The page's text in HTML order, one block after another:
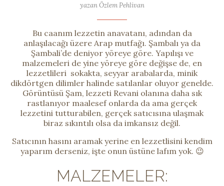
yazan Özlem Pehlivan
Bu caanım lezzetin anavatanı, adından da
anlaşılacağı üzere Arap mutfağı. Şambalı ya da
Şambali’de deniyor yöreye göre. Yapılışı ve
malzemeleri de yine yöreye göre değişse de, en
lezzetlileri sokakta, seyyar arabalarda, minik
dikdörtgen dilimler halinde satılanlar oluyor genelde.
Görüntüsü Şam, lezzeti Revani olanına daha sık
rastlanıyor maalesef onlarda da ama gerçek
lezzetini tutturabilen, gerçek satıcısına ulaşmak
biraz sıkıntılı olsa da imkansız değil.
Satıcının hasını aramak yerine en lezzetlisini kendim
yaparım derseniz, işte onun üstüne lafım yok. 😉
MALZEMELER: